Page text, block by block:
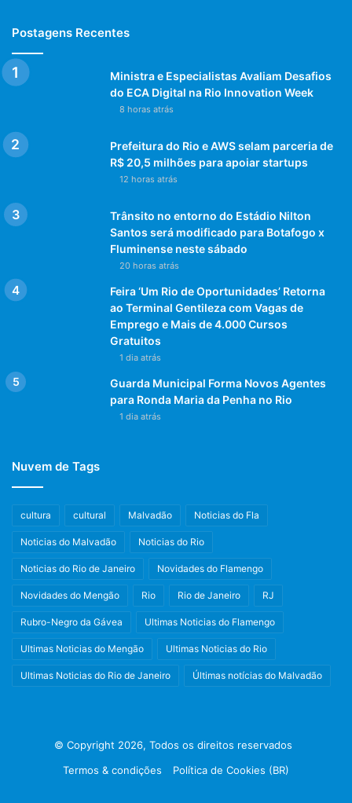
Postagens Recentes
Ministra e Especialistas Avaliam Desafios
do ECA Digital na Rio Innovation Week
8 horas atrás
Prefeitura do Rio e AWS selam parceria de
R$ 20,5 milhões para apoiar startups
12 horas atrás
Trânsito no entorno do Estádio Nilton
Santos será modificado para Botafogo x
Fluminense neste sábado
20 horas atrás
Feira ‘Um Rio de Oportunidades’ Retorna
ao Terminal Gentileza com Vagas de
Emprego e Mais de 4.000 Cursos
Gratuitos
1 dia atrás
Guarda Municipal Forma Novos Agentes
para Ronda Maria da Penha no Rio
1 dia atrás
Nuvem de Tags
cultura cultural Malvadão Noticias do Fla
Noticias do Malvadão Noticias do Rio
Noticias do Rio de Janeiro Novidades do Flamengo
Novidades do Mengão Rio Rio de Janeiro RJ
Rubro-Negro da Gávea Ultimas Noticias do Flamengo
Ultimas Noticias do Mengão Ultimas Noticias do Rio
Ultimas Noticias do Rio de Janeiro Últimas notícias do Malvadão
© Copyright 2026, Todos os direitos reservados
Termos & condições
Política de Cookies (BR)